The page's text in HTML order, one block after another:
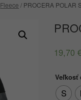
Fleece / PROCERA POLAR
19,70
Veľkosť
S